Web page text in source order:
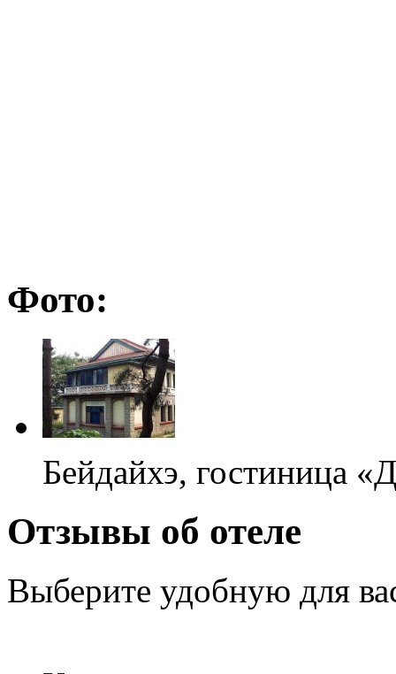
Фото:
Бейдайхэ, гостиница
Отзывы об отеле
Выберите удобную для